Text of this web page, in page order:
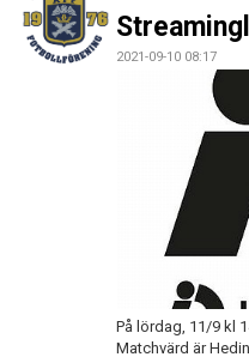
2021-09-10 08:17
På lördag, 11/9 kl
Matchvärd är